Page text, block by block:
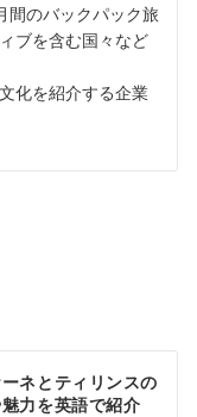
間のバックパック旅
ブを含む国々など
化を紹介する企業
ネとティリンスの
力を英語で紹介